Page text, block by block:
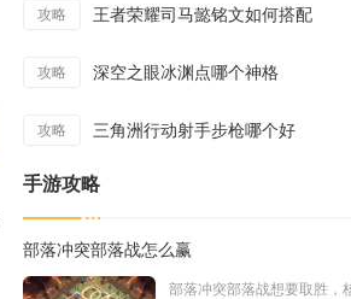
攻略 王者荣耀司马懿铭文如何搭配
攻略 深空之眼冰渊点哪个神格
攻略 三角洲行动射手步枪哪个好
手游攻略
部落冲突部落战怎么赢
部落冲突部落战想要取胜，